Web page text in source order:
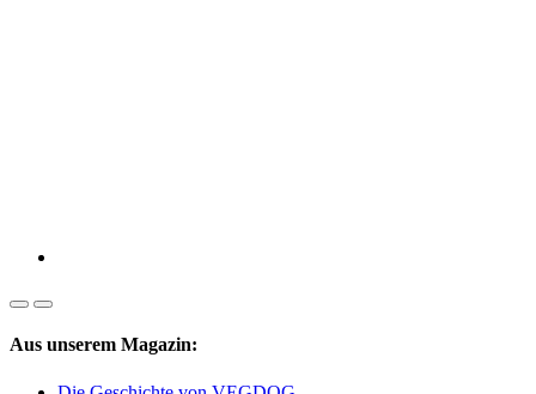
Aus unserem Magazin: